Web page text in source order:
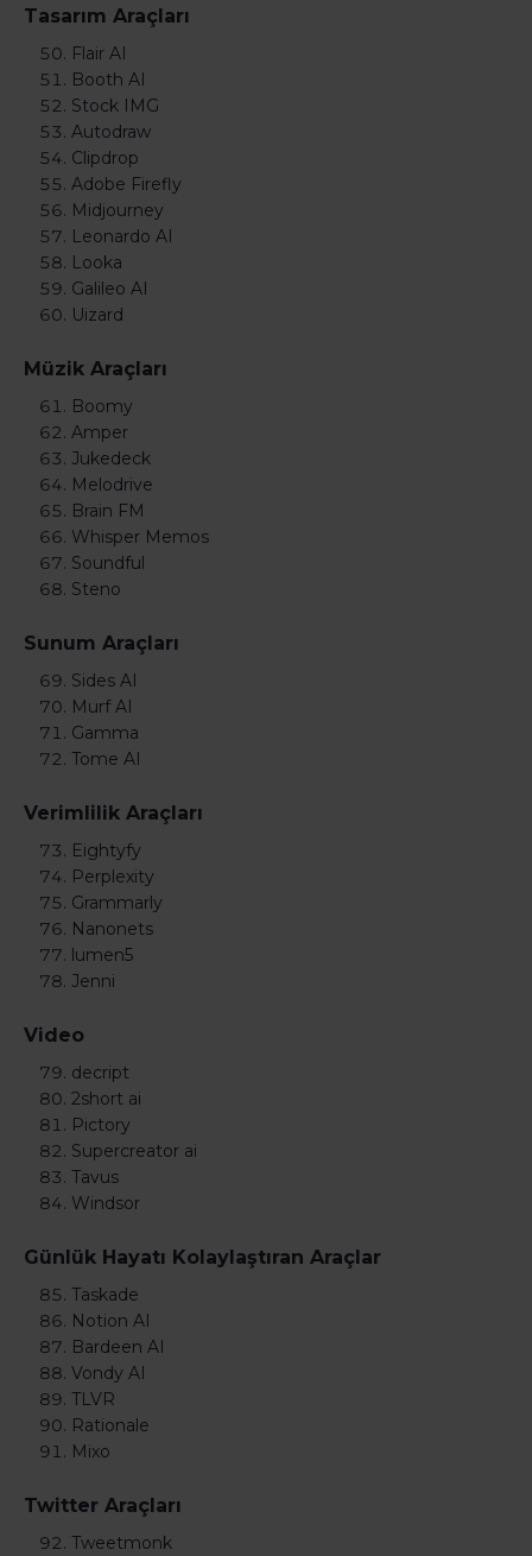
Tasarım Araçları
Flair AI
Booth AI
Stock IMG
Autodraw
Clipdrop
Adobe Firefly
Midjourney
Leonardo AI
Looka
Galileo AI
Uizard
Müzik Araçları
Boomy
Amper
Jukedeck
Melodrive
Brain FM
Whisper Memos
Soundful
Steno
Sunum Araçları
Sides AI
Murf AI
Gamma
Tome AI
Verimlilik Araçları
Eightyfy
Perplexity
Grammarly
Nanonets
lumen5
Jenni
Video
decript
2short ai
Pictory
Supercreator ai
Tavus
Windsor
Günlük Hayatı Kolaylaştıran Araçlar
Taskade
Notion AI
Bardeen AI
Vondy AI
TLVR
Rationale
Mixo
Twitter Araçları
Tweetmonk